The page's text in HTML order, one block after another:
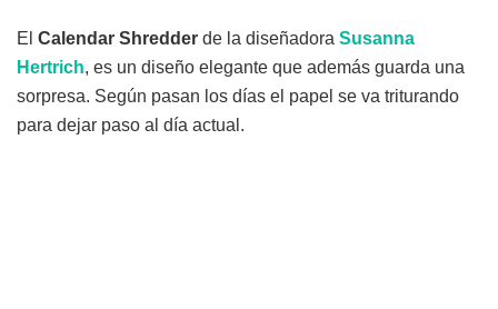
El Calendar Shredder de la diseñadora Susanna
Hertrich, es un diseño elegante que además guarda una
sorpresa. Según pasan los días el papel se va triturando
para dejar paso al día actual.